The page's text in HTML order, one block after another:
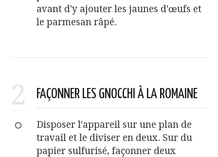
avant d'y ajouter les jaunes d'œufs et
le parmesan râpé.
2 FAÇONNER LES GNOCCHI À LA ROMAINE
Disposer l'appareil sur une plan de
travail et le diviser en deux. Sur du
papier sulfurisé, façonner deux